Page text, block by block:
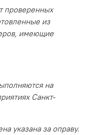
проверенных
из
имеющие
на
Санкт-
указана за оправу.